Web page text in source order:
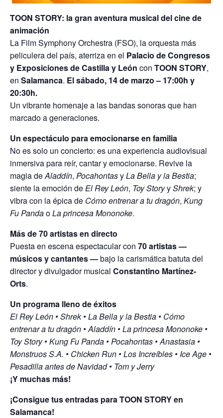
TOON STORY: la gran aventura musical del cine de
animación
La Film Symphony Orchestra (FSO), la orquesta más
peliculera del país, aterriza en el Palacio de Congresos
y Exposiciones de Castilla y León con TOON STORY,
en Salamanca. El sábado, 14 de marzo – 17:00h y
20:30h.
Un vibrante homenaje a las bandas sonoras que han
marcado a generaciones.
Un espectáculo para emocionarse en familia
No es solo un concierto: es una experiencia audiovisual
inmersiva para reír, cantar y emocionarse. Revive la
magia deAladdín, PocahontasyLa Bella y la Bestia;
siente la emoción deEl Rey León, Toy StoryyShrek; y
vibra con la épica de Cómo entrenar a tu dragón, Kung
Fu PandaoLa princesa Mononoke.
Más de 70 artistas en directo
Puesta en escena espectacular con 70 artistas —
músicos y cantantes —bajo la carismática batuta del
director y divulgador musical Constantino Martínez-
Orts.
Un programa lleno de éxitos
El Rey León • Shrek • La Bella y la Bestia • Cómo
entrenar a tu dragón • Aladdín • La princesa Mononoke •
Toy Story • Kung Fu Panda • Pocahontas • Anastasia •
Monstruos S.A. • Chicken Run • Los Increíbles • Ice Age •
Pesadilla antes de Navidad • Tom y Jerry
¡Y muchas más!
¡Consigue tus entradas para TOON STORY en
Salamanca!